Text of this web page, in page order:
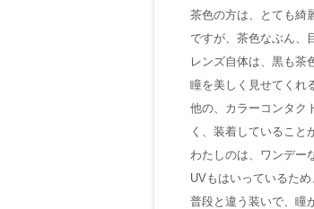
茶色の方は、とても綺
ですが、茶色なぶん、
レンズ自体は、黒も茶
瞳を美しく見せてくれ
他の、カラーコンタク
く、装着していること
わたしのは、ワンデー
UVもはいっているた
普段と違う装いで、瞳